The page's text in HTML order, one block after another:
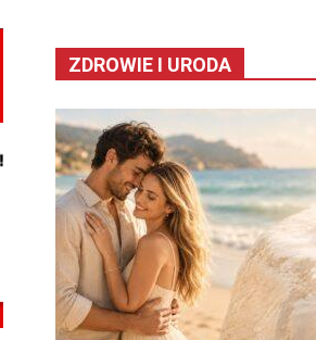
ZDROWIE I URODA